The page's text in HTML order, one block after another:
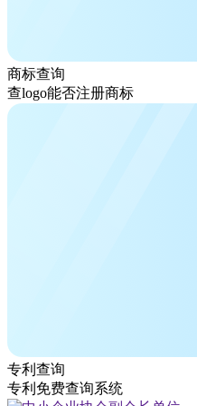
商标查询
查logo能否注册商标
专利查询
专利免费查询系统